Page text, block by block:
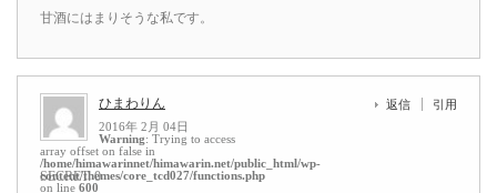
甘酒にはまりそうな私です。
ひまわりん
2016年 2月 04日
Warning: Trying to access
array offset on false in
/home/himawarinnet/himawarin.net/public_html/wp-
content/themes/core_tcd027/functions.php
on line 600
返信 引用
SECRET: 0